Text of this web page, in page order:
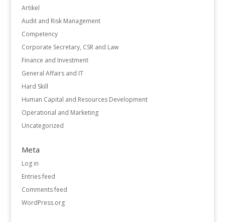
Artikel
Audit and Risk Management
Competency
Corporate Secretary, CSR and Law
Finance and Investment
General Affairs and IT
Hard Skill
Human Capital and Resources Development
Operational and Marketing
Uncategorized
Meta
Log in
Entries feed
Comments feed
WordPress.org